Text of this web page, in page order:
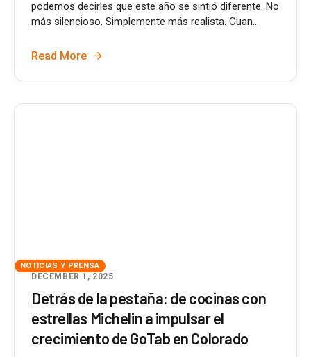
podemos decirles que este año se sintió diferente. No
más silencioso. Simplemente más realista. Cuan...
Read More
NOTICIAS Y PRENSA
DECEMBER 1, 2025
Detrás de la pestaña: de cocinas con
estrellas Michelin a impulsar el
crecimiento de GoTab en Colorado